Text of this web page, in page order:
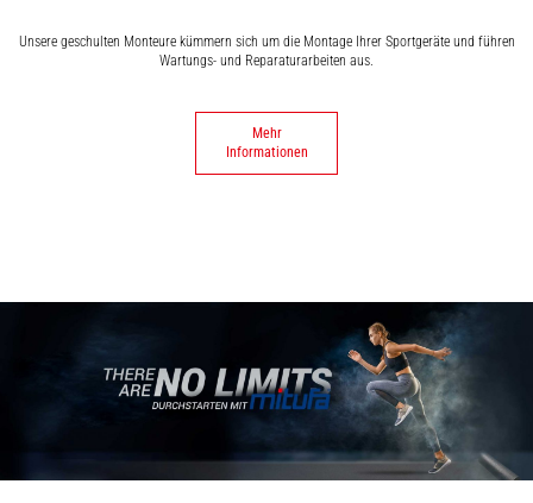
Unsere geschulten Monteure kümmern sich um die Montage Ihrer Sportgeräte und führen
Wartungs- und Reparaturarbeiten aus.
Mehr
Informationen